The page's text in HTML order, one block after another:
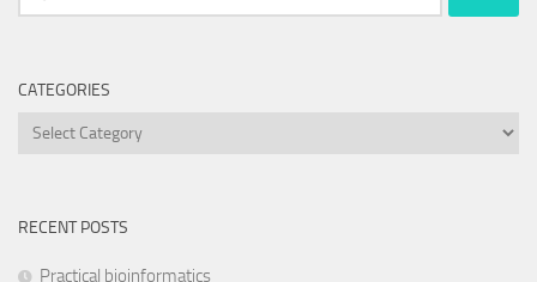
for:
CATEGORIES
Categories
RECENT POSTS
Practical bioinformatics